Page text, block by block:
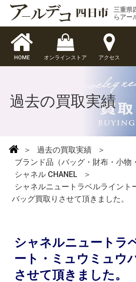
三重県
らアー
HOME オンラインストア アクセス
過去の買取実績
＞ 過去の買取実績
＞
ブランド品（バッグ・財布・小物
シャネル CHANEL
＞
シャネルニュートラベルライント
バッグ買取りさせて頂きました。
シャネルニュートラ
ート・ミュウミュウ
させて頂きました。